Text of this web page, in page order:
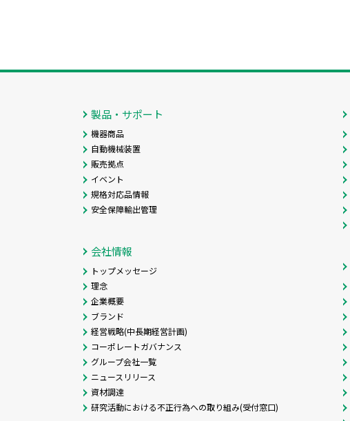
製品・サポート
機器商品
自動機械装置
販売拠点
イベント
規格対応品情報
安全保障輸出管理
会社情報
トップメッセージ
理念
企業概要
ブランド
経営戦略(中長期経営計画)
コーポレートガバナンス
グループ会社一覧
ニュースリリース
資材調達
研究活動における不正行為への取り組み(受付窓口)